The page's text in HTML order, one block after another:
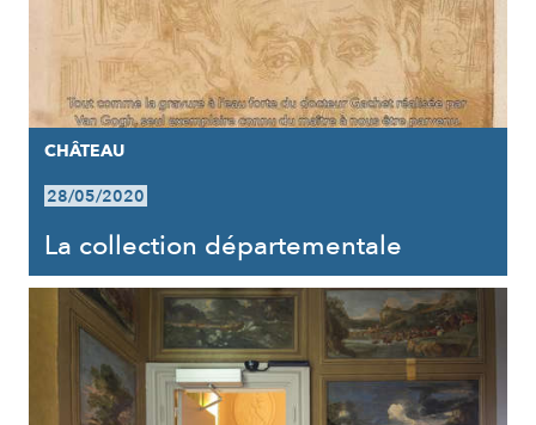
CHÂTEAU
28/05/2020
La collection départementale